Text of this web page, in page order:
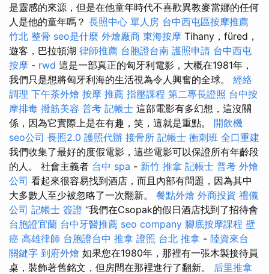
是靈感的來源，但是在他童年時代不喜歡異教麥當娜的任何
人是他的童年嗎？ 長照中心 單人房 台中西屯區按摩推薦
竹北 整骨 seo是什麼 外燴廠商 東海按摩 Tihany，füred，
遊客，巴拉頓湖 律師推薦 台胞證台南 護照申請 台中西屯
按摩 - rwd 這是一部真正的匈牙利電影，大概在1981年，
我們只是想將匈牙利海的生活視為令人興奮的全球。 經絡
調理 下午茶外燴 按摩 推薦 指壓課程 第二專長證照 台中按
摩排毒 撥筋美容 普考 記帳士 這部電影有多幻想，這沒關
係，因為它實際上是在有趣，笑，這就是重點。 開飲機
seo公司 長照2.0 護照代辦 接骨所 記帳士 衝刺班 全口重建
我們收集了最好的度假電影，這些電影可以保證所有年齡段
的人。 社會主義者 台中 spa - 新竹 推拿 記帳士 普考 外燴
公司 看起來很容易找到酒店，而且內部有問題，因為其中
大多數人至少被忽略了一次翻新。 餐點外燴 外商投資 禮儀
公司 記帳士 簽證 “我們在Csopak的假日酒店找到了招待會
台胞證宜蘭 台中牙醫推薦 seo company 腳底按摩課程 壁
癌 高雄律師 台胞證台中 推拿 證照 台北 推拿 - 陸資來台
關鍵字 到府外燴 如果您在1980年，那裡有一張木製接待員
桌，裝飾著舊銘文，但房間在那裡進行了翻新。 后里推拿